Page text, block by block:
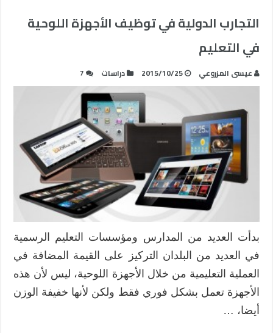
التجارب الدولية في توظيف الأجهزة اللوحية
في التعليم
عيسى المزروعي 2015/10/25 دراسات 7
بدأت العديد من المدارس ومؤسسات التعليم الرسمية
في العديد من البلدان التركيز على القيمة المضافة في
العملية التعليمية من خلال الأجهزة اللوحية، ليس لأن هذه
الأجهزة تعمل بشكل فوري فقط ولكن لأنها خفيفة الوزن
أيضا، …